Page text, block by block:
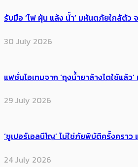
รับมือ ‘ไฟ ฝุ่น แล้ง น้ำ’ มหันตภัยใกล้ตัว
30 July 2026
แฟชั่นไอเทมจาก ‘ถุงน้ำยาล้างไตใช้แ
29 July 2026
‘ซูเปอร์เอลนีโญ’ ไม่ใช่ภัยพิบัติครั้งครา
24 July 2026